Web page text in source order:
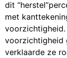
dit
met
voorzichtigheid
verklaarde ze